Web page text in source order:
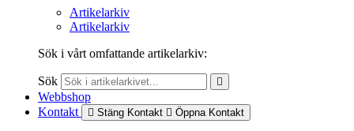
Artikelarkiv
Artikelarkiv
Sök i vårt omfattande artikelarkiv:
Sök
Webbshop
Kontakt
Stäng Kontakt Öppna Kontakt